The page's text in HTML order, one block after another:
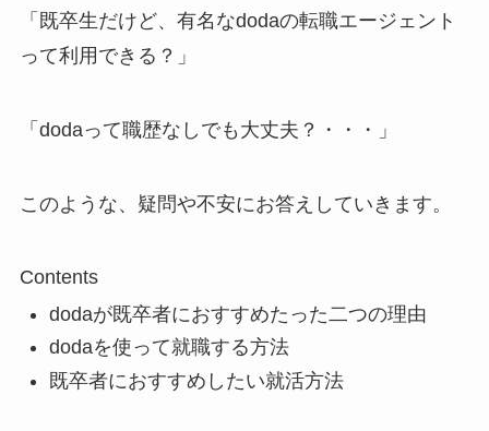
「既卒生だけど、有名なdodaの転職エージェント
って利用できる？」
「dodaって職歴なしでも大丈夫？・・・」
このような、疑問や不安にお答えしていきます。
Contents
dodaが既卒者におすすめたった二つの理由
dodaを使って就職する方法
既卒者におすすめしたい就活方法